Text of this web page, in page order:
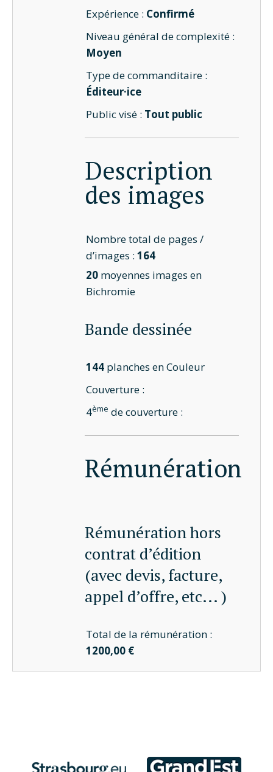
Expérience : Confirmé
Niveau général de complexité :
Moyen
Type de commanditaire :
Éditeur·ice
Public visé : Tout public
Description
des images
Nombre total de pages /
d’images :164
20 moyennes images en
Bichromie
Bande dessinée
144 planches en Couleur
Couverture :
4ème de couverture :
Rémunération
Rémunération hors
contrat d’édition
(avec devis, facture,
appel d’offre, etc... )
Total de la rémunération :
1200,00 €